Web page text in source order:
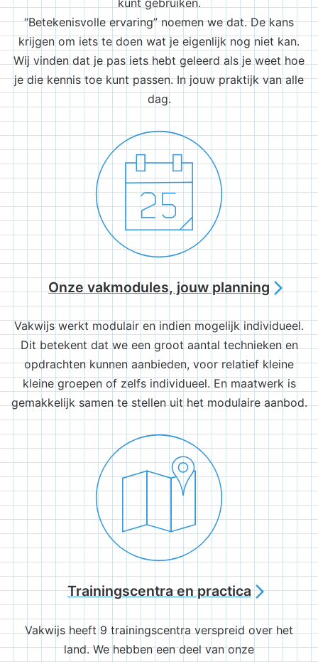
kunt gebruiken.
“Betekenisvolle ervaring” noemen we dat. De kans
krijgen om iets te doen wat je eigenlijk nog niet kan.
Wij vinden dat je pas iets hebt geleerd als je weet hoe
je die kennis toe kunt passen. In jouw praktijk van alle
dag.
Onze vakmodules, jouw planningarrow_forward_ios
Vakwijs werkt modulair en indien mogelijk individueel.
Dit betekent dat we een groot aantal technieken en
opdrachten kunnen aanbieden, voor relatief kleine
kleine groepen of zelfs individueel. En maatwerk is
gemakkelijk samen te stellen uit het modulaire aanbod.
Trainingscentra en practicaarrow_forward_ios
Vakwijs heeft 9 trainingscentra verspreid over het
land. We hebben een deel van onze